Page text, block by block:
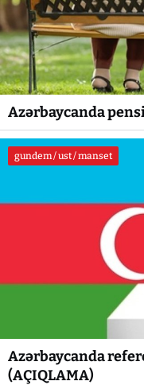
Azərbaycanda
gundem / ust / manset
Azərbaycanda
(AÇIQLAMA)